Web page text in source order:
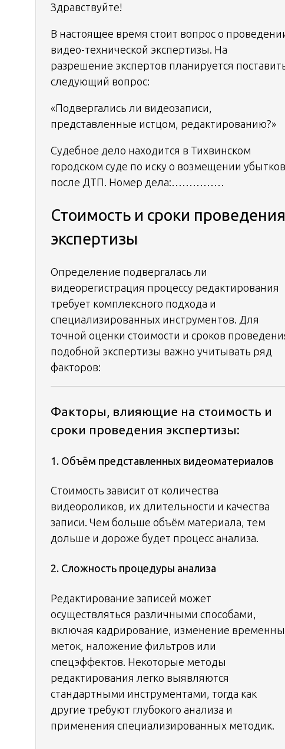
Здравствуйте!
В настоящее время стоит вопрос о
видео-технической экспертизы. На
разрешение экспертов планируется
следующий вопрос:
«Подвергались ли видеозаписи,
представленные истцом, редактированию?»
Судебное дело находится в Тихвинском
городском суде по иску о возмещении убытков
после ДТП. Номер дела:……………
Стоимость и сроки проведения
экспертизы
Определение подвергалась ли
видеорегистрация процессу редактирования
требует комплексного подхода и
специализированных инструментов. Для
точной оценки стоимости и сроков
подобной экспертизы важно учитывать ряд
факторов:
Факторы, влияющие на стоимость и
сроки проведения экспертизы:
1. Объём представленных видеоматериалов
Стоимость зависит от количества
видеороликов, их длительности и качества
записи. Чем больше объём материала, тем
дольше и дороже будет процесс анализа.
2. Сложность процедуры анализа
Редактирование записей может
осуществляться различными способами,
включая кадрирование, изменение
меток, наложение фильтров или
спецэффектов. Некоторые методы
редактирования легко выявляются
стандартными инструментами, тогда как
другие требуют глубокого анализа и
применения специализированных методик.